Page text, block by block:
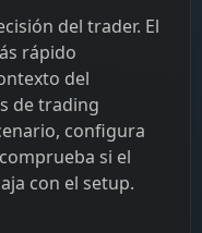
del trader. El
rápido
del
de trading
configura
si el
con el setup.